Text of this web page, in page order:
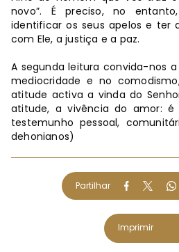
novo”. É preciso, no
identificar os seus apelos e ter
com Ele, a justiça e a paz.
A segunda leitura convida-nos
mediocridade e no
atitude activa a vinda do
atitude, a vivência do amor:
testemunho pessoal,
dehonianos)
Partilhar
Imprimir